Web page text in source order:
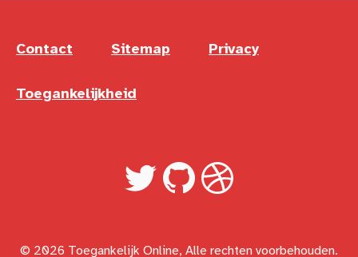
Contact Sitemap Privacy
Toegankelijkheid
© 2026 Toegankelijk Online, Alle rechten voorbehouden.